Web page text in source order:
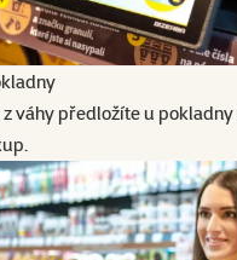
váhy předložíte u